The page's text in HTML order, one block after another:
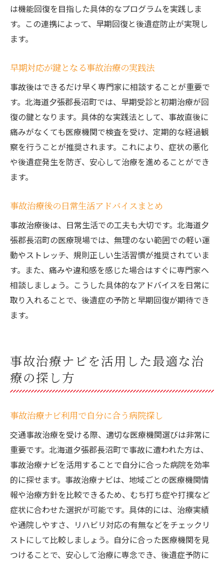
は機能回復を目指した具体的なプログラムを実践しま
す。この連携によって、早期回復と後遺症防止が実現し
ます。
早期対応が鍵となる事故治療の実践法
事故後はできるだけ早く専門家に相談することが重要で
す。北海道夕張郡長沼町では、早期受診と初期治療が回
復の鍵となります。具体的な実践法として、事故直後に
痛みがなくても医療機関で検査を受け、定期的な経過観
察を行うことが推奨されます。これにより、症状の悪化
や後遺症発生を防ぎ、安心して治療を進めることができ
ます。
事故治療後の日常生活アドバイスまとめ
事故治療後は、日常生活での工夫も大切です。北海道夕
張郡長沼町の医療現場では、無理のない範囲での軽い運
動やストレッチ、規則正しい生活習慣が推奨されていま
す。また、痛みや違和感を感じた場合はすぐに専門家へ
相談しましょう。こうした具体的なアドバイスを日常に
取り入れることで、後遺症の予防と早期回復が期待でき
ます。
事故治療ナビを活用した最適な治
療の探し方
事故治療ナビ利用で自分に合う病院探し
交通事故治療を受ける際、適切な医療機関選びは非常に
重要です。北海道夕張郡長沼町で事故に遭われた方は、
事故治療ナビを活用することで自分に合った病院を効率
的に探せます。事故治療ナビは、地域ごとの医療機関情
報や治療方針を比較できるため、むち打ち症や打撲など
症状に合わせた選択が可能です。具体的には、治療実績
や通院しやすさ、リハビリ対応の有無などをチェックリ
ストにして比較しましょう。自分に合った医療機関を見
つけることで、安心して治療に専念でき、後遺症予防に